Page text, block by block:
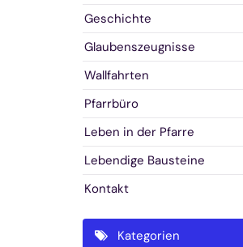
Geschichte
Glaubenszeugnisse
Wallfahrten
Pfarrbüro
Leben in der Pfarre
Lebendige Bausteine
Kontakt
Kategorien